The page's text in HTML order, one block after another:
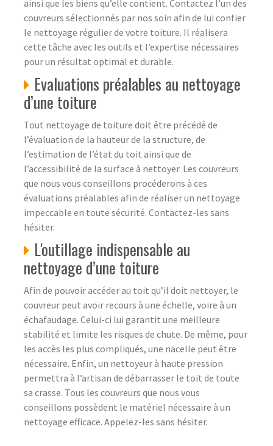
ainsi que les biens qu’elle contient. Contactez l’un des
couvreurs sélectionnés par nos soin afin de lui confier
le nettoyage régulier de votre toiture. Il réalisera
cette tâche avec les outils et l’expertise nécessaires
pour un résultat optimal et durable.
Evaluations préalables au nettoyage
d’une toiture
Tout nettoyage de toiture doit être précédé de
l’évaluation de la hauteur de la structure, de
l’estimation de l’état du toit ainsi que de
l’accessibilité de la surface à nettoyer. Les couvreurs
que nous vous conseillons procéderons à ces
évaluations préalables afin de réaliser un nettoyage
impeccable en toute sécurité. Contactez-les sans
hésiter.
L'outillage indispensable au
nettoyage d’une toiture
Afin de pouvoir accéder au toit qu’il doit nettoyer, le
couvreur peut avoir recours à une échelle, voire à un
échafaudage. Celui-ci lui garantit une meilleure
stabilité et limite les risques de chute. De même, pour
les accès les plus compliqués, une nacelle peut être
nécessaire. Enfin, un nettoyeur à haute pression
permettra à l’artisan de débarrasser le toit de toute
sa crasse. Tous les couvreurs que nous vous
conseillons possèdent le matériel nécessaire à un
nettoyage efficace. Appelez-les sans hésiter.